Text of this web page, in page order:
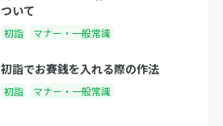
ついて
初詣 マナー・一般常識
初詣でお賽銭を入れる際の作法
初詣 マナー・一般常識